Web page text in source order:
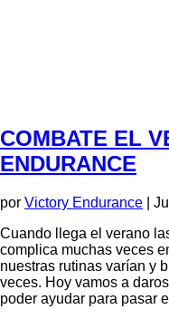
COMBATE EL
ENDURANCE
por Victory Endurance
Cuando llega el verano
complica muchas veces
nuestras rutinas varían y
veces. Hoy vamos a
poder ayudar para pasar